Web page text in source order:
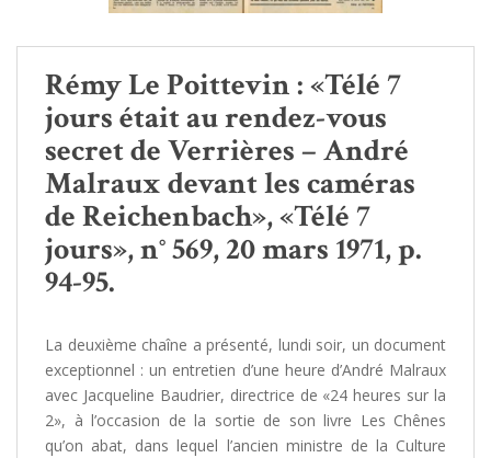
Rémy Le Poittevin : «Télé 7
jours était au rendez-vous
secret de Verrières – André
Malraux devant les caméras
de Reichenbach», «Télé 7
jours», n° 569, 20 mars 1971, p.
94-95.
La deuxième chaîne a présenté, lundi soir, un document
exceptionnel : un entretien d’une heure d’André Malraux
avec Jacqueline Baudrier, directrice de «24 heures sur la
2», à l’occasion de la sortie de son livre Les Chênes
qu’on abat, dans lequel l’ancien ministre de la Culture